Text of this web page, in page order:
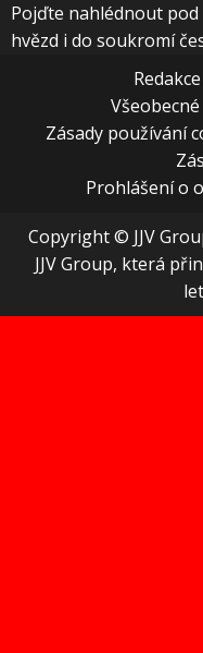
Pojďte nahlédnout
hvězd i do soukromí
Redakce
Zásady používání
Prohlášení o
Copyright © JJV
JJV Group, která